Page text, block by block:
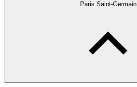
Paris Saint-Germain